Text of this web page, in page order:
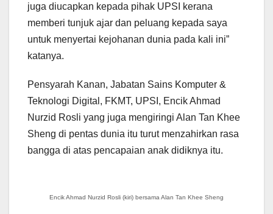
juga diucapkan kepada pihak UPSI kerana
memberi tunjuk ajar dan peluang kepada saya
untuk menyertai kejohanan dunia pada kali ini”
katanya.
Pensyarah Kanan, Jabatan Sains Komputer &
Teknologi Digital, FKMT, UPSI, Encik Ahmad
Nurzid Rosli yang juga mengiringi Alan Tan Khee
Sheng di pentas dunia itu turut menzahirkan rasa
bangga di atas pencapaian anak didiknya itu.
Encik Ahmad Nurzid Rosli (kiri) bersama Alan Tan Khee Sheng